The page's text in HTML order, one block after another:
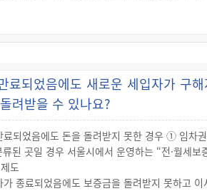
전산정보처리조직에 의해 입력·처리된 부동
적사항과 압류, 가압류, 가처분, 가등기 등의
란 부동산에 관한 종합정보를 정보관리체계를
관한 종합정보를 한꺼번에 확인할 수 있습니다.
료되었음에도 새로운 세입자가 구
려받을 수 있나요?
되었음에도 돈을 돌려받지 못한 경우 ① 임차
된 곳일 경우 서울시에서 운영하는 “전·월세
도
종료되었음에도 보증금을 돌려받지 못하고